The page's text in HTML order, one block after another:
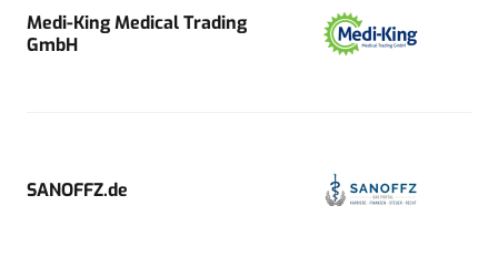
Medi-King Medical Trading
GmbH
SANOFFZ.de